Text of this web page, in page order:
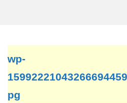
wp-
pg